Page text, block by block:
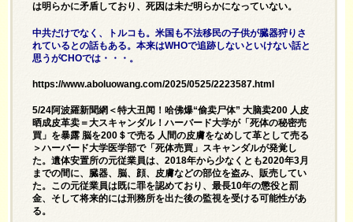
は明らかに矛盾しており、死因は未だ明らかになっていない。
中共だけでなく、トルコも。米国も不法移民の子供が臓器狩りさ
れているとの話もある。本来はWHOで追跡しないといけない話と
思うがCHOでは・・・。
https://www.aboluowang.com/2025/0525/2223587.html
5/24阿波羅新聞網＜特大丑闻！哈佛爆“偷卖尸体” 大脑卖200 人皮
晒成皮革卖＝大スキャンダル！ハーバード大学が「死体の秘密売
買」を暴露 脳を200＄で売る 人間の皮膚をなめして革として売る
＞ハーバード大学医学部で「死体売買」スキャンダルが発覚し
た。遺体安置所の元従業員は、2018年から少なくとも2020年3月
までの間に、臓器、脳、顔、皮膚などの部位を盗み、販売してい
た。この元従業員は既に罪を認めており、最長10年の懲役と罰
金、そして将来的には刑務所を出た後の監視を受ける可能性があ
る。